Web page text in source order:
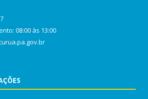
08:00 às 13:00